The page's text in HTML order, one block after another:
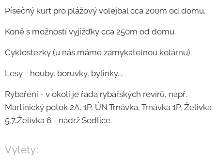
Písečný kurt pro plážový volejbal cca 200m od domu.
Koně s možností vyjížďky cca 250m od domu.
Cyklostezky (u nás máme zamykatelnou kolárnu).
Lesy - houby, boruvky, bylinky...
Rybaření - v okolí je řada rybářských revírů, např.
Martinický potok 2A, 1P, ÚN Trnávka, Trnávka 1P, Želivka
5,7,Želivka 6 - nádrž Sedlice.
Výlety: